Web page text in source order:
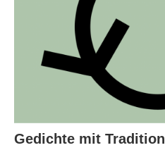
Gedichte mit